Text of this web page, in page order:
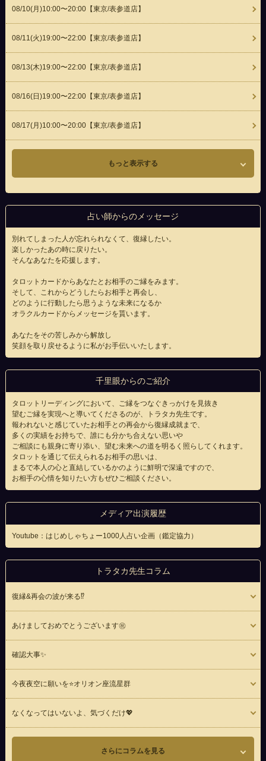
08/10(月 )10:00〜20:00【東京/表参道店】
08/11(火)19:00〜22:00【東京/表参道店】
08/13(木)19:00〜22:00【東京/表参道店】
08/16(日 )19:00〜22:00【東京/表参道店】
08/17(月 )10:00〜20:00【東京/表参道店】
もっと表示する
占い師からのメッセージ
別れてしまった人が忘れられなくて、復縁したい。
楽しかったあの時に戻りたい。
そんなあなたを応援します。
タロットカードからあなたとお相手のご縁をみます。
そして、これからどうしたらお相手と再会し、
どのように行動したら思うような未来になるか
オラクルカードからメッセージを貰います。
あなたをその苦しみから解放し
笑顔を取り戻せるように私がお手伝いいたします。
千里眼からのご紹介
タロットリーディングにおいて、ご縁をつなぐきっかけを見抜き
望むご縁を実現へと導いてくださるのが、トラタカ先生です。
報われないと感じていたお相手との再会から復縁成就まで、
多くの実績をお持ちで、誰にも分かち合えない思いや
ご相談にも親身に寄り添い、望む未来への道を明るく照らしてくれます。
タロットを通じて伝えられるお相手の思いは、
まるで本人の心と直結しているかのように鮮明で深遠ですので、
お相手の心情を知りたい方もぜひご相談ください。
メディア出演履歴
Youtube：はじめしゃちょー1000人占い企画（鑑定協力）
トラタカ先生コラム
復縁&再会の波が来る⁉︎
あけましておめでとうございます㊗️
確認大事✨
今夜夜空に願いを⭐️オリオン座流星群
なくなってはいないよ、気づくだけ💖
さらにコラムを見る